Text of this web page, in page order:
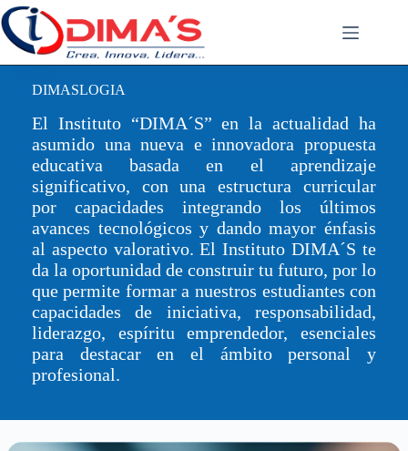
Saltar
al
contenido
DIMASLOGIA
El Instituto “DIMA´S” en la actualidad ha
asumido una nueva e innovadora propuesta
educativa basada en el aprendizaje
significativo, con una estructura curricular
por capacidades integrando los últimos
avances tecnológicos y dando mayor énfasis
al aspecto valorativo. El Instituto DIMA´S te
da la oportunidad de construir tu futuro, por lo
que permite formar a nuestros estudiantes con
capacidades de iniciativa, responsabilidad,
liderazgo, espíritu emprendedor, esenciales
para destacar en el ámbito personal y
profesional.